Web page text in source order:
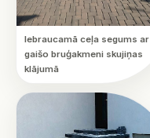
Iebraucamā ceļa segums ar
gaišo bruģakmeni skujiņas
klājumā